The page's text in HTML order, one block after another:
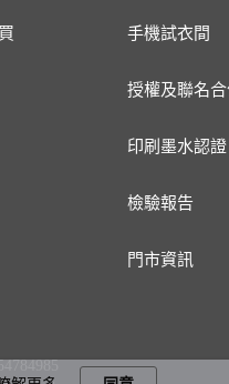
手機試衣間
授權及聯名
印刷墨水認證
檢驗報告
門市資訊